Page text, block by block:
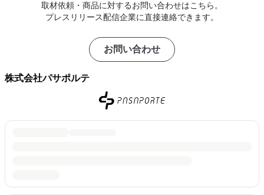
取材依頼・商品に対するお問い合わせはこちら。
プレスリリース配信企業に直接連絡できます。
お問い合わせ
株式会社パサポルテ